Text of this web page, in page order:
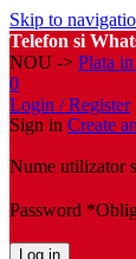
Skip to
Telefon si
NOU -> Plata
0
Login / Register
Sign in Create
Nume utilizator
Password *
Log in